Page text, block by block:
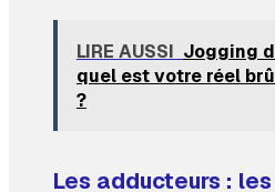
LIRE AUSSI Jogging
quel est votre réel
?
Les adducteurs :